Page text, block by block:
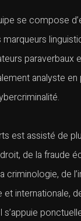
se compose
paraverbaux
analyste
est assisté de
de la fraude
criminologie, de
et internationale,
s’appuie